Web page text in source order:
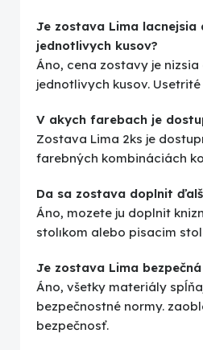
Je zostava Lima lacnejsia
jednotlivych kusov?
Áno, cena zostavy je
jednotlivych kusov.
V akych farebach je
Zostava Lima 2ks je
farebných kombináciách
Da sa zostava doplnit
Áno, mozete ju doplnit
stolıkom alebo pisacim
Je zostava Lima
Áno, všetky materiály
bezpečnostné normy.
bezpečnosť.